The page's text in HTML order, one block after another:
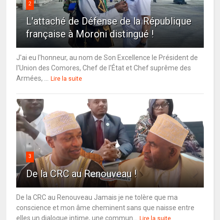
2
L'attaché de Défense de la République
française à Moroni distingué !
J'ai eu l'honneur, au nom de Son Excellence le Président de
l'Union des Comores, Chef de l'État et Chef suprême des
Armées, ... Lire la suite
3
De la CRC au Renouveau !
De la CRC au Renouveau Jamais je ne tolère que ma
conscience et mon âme cheminent sans que naisse entre
elles un dialogue intime, une commun...